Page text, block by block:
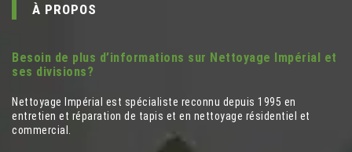
À PROPOS
Besoin de plus d’informations sur Nettoyage Impérial et
ses divisions?
Nettoyage Impérial est spécialiste reconnu depuis 1995 en
entretien et réparation de tapis et en nettoyage résidentiel et
commercial.